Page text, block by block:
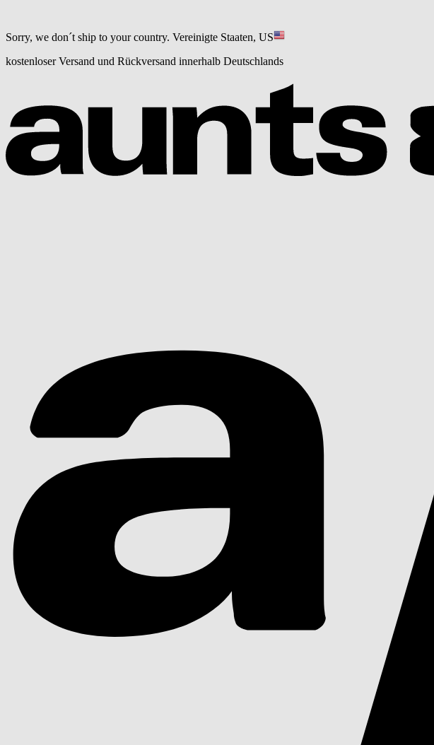
Sorry, we don´t ship to your country. Vereinigte Staaten, US
kostenloser Versand und Rückversand innerhalb Deutschlands